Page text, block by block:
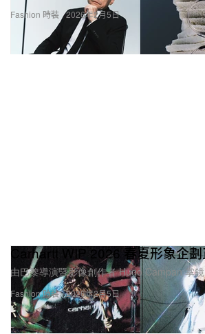
Fashion 時裝 2026年2月5日
Fashion 時裝
Carhartt WIP 2026 春夏形象企
由巴黎導演暨影像創作者 Hugo Campan 掌
2026年2月5日